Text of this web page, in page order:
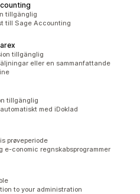
tillgänglig
till Sage Accounting
tillgänglig
eller en sammanfattande
tillgänglig
med iDoklad
prøveperiode
e-conomic regnskabsprogrammer
to your administration